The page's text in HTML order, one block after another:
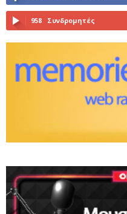
958 Συνδρομητές